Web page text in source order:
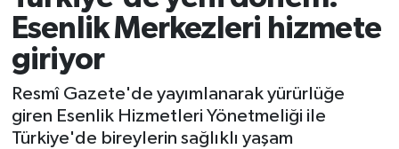
Esenlik Merkezleri hizmete
giriyor
Resmî Gazete'de yayımlanarak yürürlüğe
giren Esenlik Hizmetleri Yönetmeliği ile
Türkiye'de bireylerin sağlıklı yaşam
RESMİ İLAN
BİLİM VE TEKNOLOJİ
RESMİ İLAN
Yaşam
Tarih